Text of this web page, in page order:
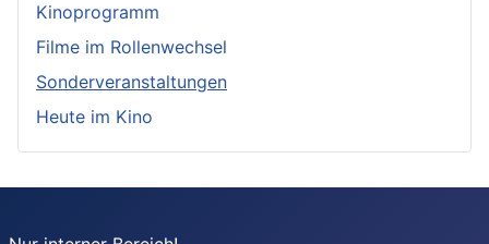
Kinoprogramm
Filme im Rollenwechsel
Sonderveranstaltungen
Heute im Kino